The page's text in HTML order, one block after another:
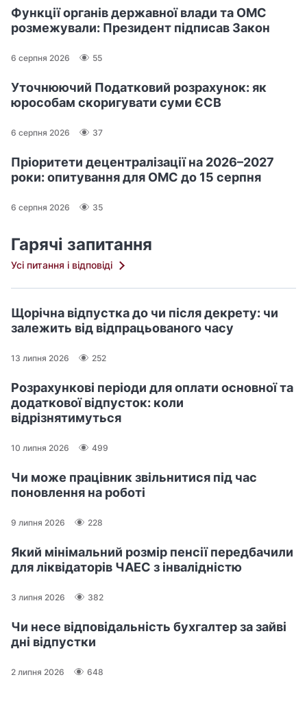
Функції органів державної влади та ОМС
розмежували: Президент підписав Закон
6 серпня 2026 55
Уточнюючий Податковий розрахунок: як
юрособам скоригувати суми ЄСВ
6 серпня 2026 37
Пріоритети децентралізації на 2026–2027
роки: опитування для ОМС до 15 серпня
6 серпня 2026 35
Гарячі запитання
Усі питання і відповіді
Щорічна відпустка до чи після декрету: чи
залежить від відпрацьованого часу
13 липня 2026 252
Розрахункові періоди для оплати основної та
додаткової відпусток: коли
відрізнятимуться
10 липня 2026 499
Чи може працівник звільнитися під час
поновлення на роботі
9 липня 2026 228
Який мінімальний розмір пенсії передбачили
для ліквідаторів ЧАЕС з інвалідністю
3 липня 2026 382
Чи несе відповідальність бухгалтер за зайві
дні відпустки
2 липня 2026 648